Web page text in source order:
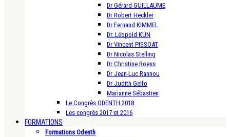
Dr Gérard GUILLAUME
Dr Robert Heckler
Dr Fernand KIMMEL
Dr. Léopold KUN
Dr Vincent PISSOAT
Dr Nicolas Stelling
Dr Christine Roess
Dr Jean-Luc Rannou
Dr Judith Gelfo
Marianne Sébastien
Le Congrès ODENTH 2018
Les congrès 2017 et 2016
FORMATIONS
Formations Odenth